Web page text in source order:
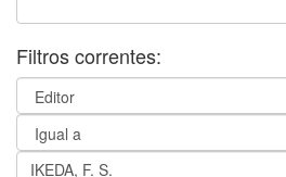
Filtros correntes: